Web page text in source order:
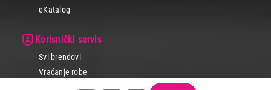
eKatalog
Korisnički servis
Svi brendovi
Vraćanje robe